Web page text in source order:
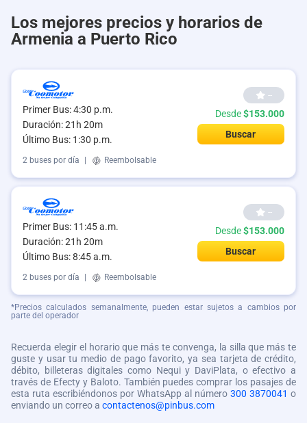
Los mejores precios y horarios de
Armenia a Puerto Rico
Primer Bus: 4:30 p.m.
Duración: 21h 20m
Último Bus: 1:30 p.m.
--
Desde$153.000
Buscar
2 buses por día Reembolsable
Primer Bus: 11:45 a.m.
Duración: 21h 20m
Último Bus: 8:45 a.m.
--
Desde$153.000
Buscar
2 buses por día Reembolsable
*Precios calculados semanalmente, pueden estar sujetos a cambios por
parte del operador
Recuerda elegir el horario que más te convenga, la silla que más te
guste y usar tu medio de pago favorito, ya sea tarjeta de crédito,
débito, billeteras digitales como Nequi y DaviPlata, o efectivo a
través de Efecty y Baloto. También puedes comprar los pasajes de
esta ruta escribiéndonos por WhatsApp al número 300 3870041 o
enviando un correo a contactenos@pinbus.com